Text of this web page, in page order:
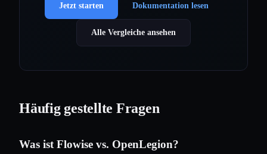
Jetzt starten Dokumentation lesen
Alle Vergleiche ansehen
Häufig gestellte Fragen
Was ist Flowise vs. OpenLegion?